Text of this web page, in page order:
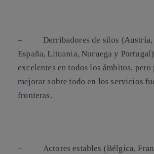
– Derribadores de silos (Austria,
España, Lituania, Noruega y
excelentes en todos los ámbitos, pero
mejorar sobre todo en los servicios
fronteras.
– Actores estables (Bélgica,